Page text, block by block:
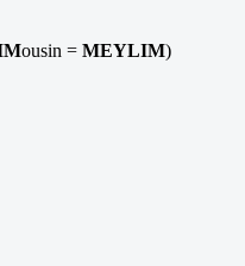
ousin = MEYLIM)